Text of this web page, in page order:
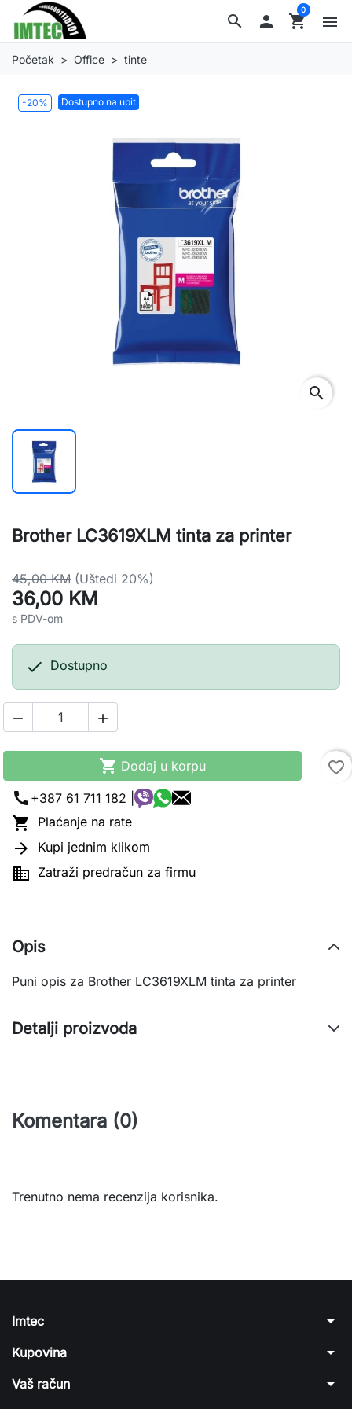
search  shopping_cart
0
menu
Početak Office tinte
-20% Dostupno na upit
search
Brother LC3619XLM tinta za printer
45,00 KM (Uštedi 20%)
36,00 KM
s PDV-om
 Dostupno
 
 Dodaj u korpu
favorite_border
call +387 61 711 182 |
 Plaćanje na rate
 Kupi jednim klikom
 Zatraži predračun za firmu
Opis
Puni opis za Brother LC3619XLM tinta za printer
Detalji proizvoda
Komentara (0)
Trenutno nema recenzija korisnika.
Imtec arrow_drop_down
Kupovina arrow_drop_down
Vaš račun arrow_drop_down